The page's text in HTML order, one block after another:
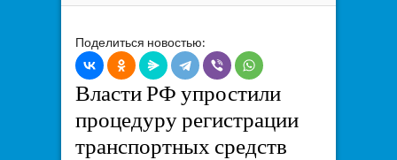
Поделиться новостью:
Власти РФ упростили
процедуру регистрации
транспортных средств